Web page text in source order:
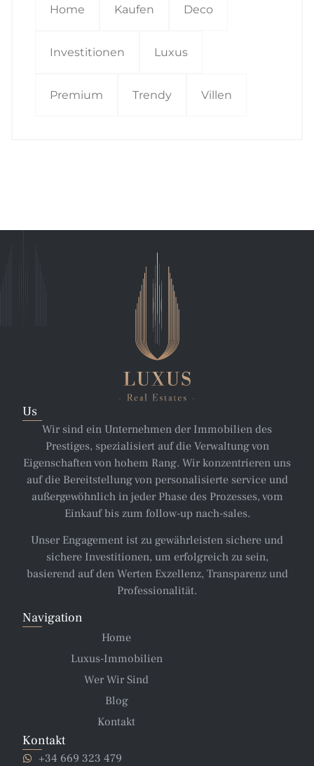
Home Kaufen Deco
Investitionen Luxus
Premium Trendy Villen
Us
Wir sind ein Unternehmen der Immobilien des
Prestiges, spezialisiert auf die Verwaltung von
Eigenschaften von hohem Rang. Wir konzentrieren uns
auf die Bereitstellung von personalisierte service und
außergewöhnlich in jeder Phase des Prozesses, vom
Einkauf bis zum follow-up nach-sales.
Unser Engagement ist zu gewährleisten sichere und
sichere Investitionen, um erfolgreich zu sein,
basierend auf den Werten Exzellenz, Transparenz und
Professionalität.
Navigation
Home
Luxus-Immobilien
Wer Wir Sind
Blog
Kontakt
Kontakt
+34 669 323 479